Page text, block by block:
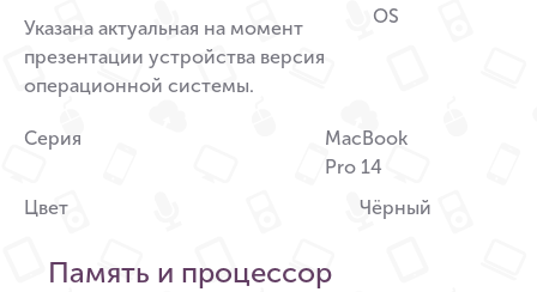
Указана актуальная на момент
презентации устройства версия
операционной системы.
OS
Серия
MacBook
Pro 14
Цвет
Чёрный
Память и процессор